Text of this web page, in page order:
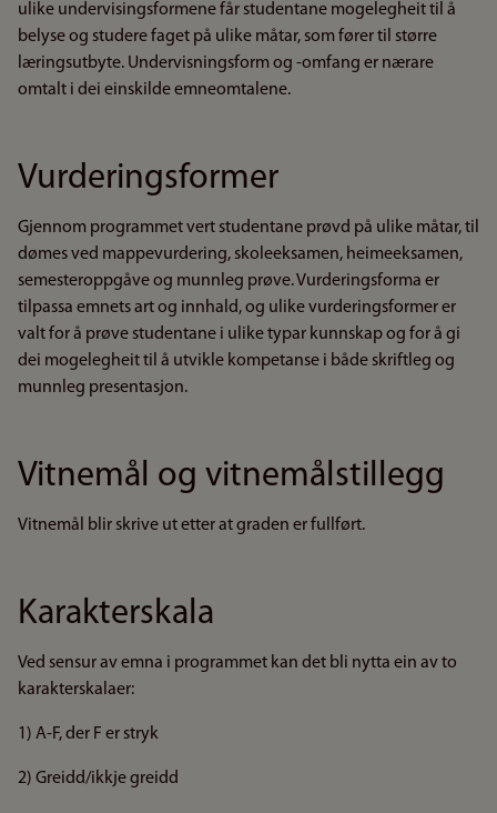
ulike undervisingsformene får studentane mogelegheit til å
belyse og studere faget på ulike måtar, som fører til større
læringsutbyte. Undervisningsform og -omfang er nærare
omtalt i dei einskilde emneomtalene.
Vurderingsformer
Gjennom programmet vert studentane prøvd på ulike måtar, til
dømes ved mappevurdering, skoleeksamen, heimeeksamen,
semesteroppgåve og munnleg prøve. Vurderingsforma er
tilpassa emnets art og innhald, og ulike vurderingsformer er
valt for å prøve studentane i ulike typar kunnskap og for å gi
dei mogelegheit til å utvikle kompetanse i både skriftleg og
munnleg presentasjon.
Vitnemål og vitnemålstillegg
Vitnemål blir skrive ut etter at graden er fullført.
Karakterskala
Ved sensur av emna i programmet kan det bli nytta ein av to
karakterskalaer:
1) A-F, der F er stryk
2) Greidd/ikkje greidd